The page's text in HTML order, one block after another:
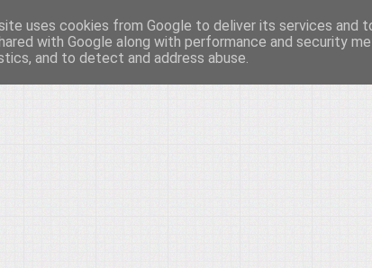
μεγαλείο των Τεχνών...
πάντα εδώ για να μιλάμε για τον πολιτισμό, σε
uses cookies from Google to deliver its services and
with Google along with performance and security
and to detect and address abuse.